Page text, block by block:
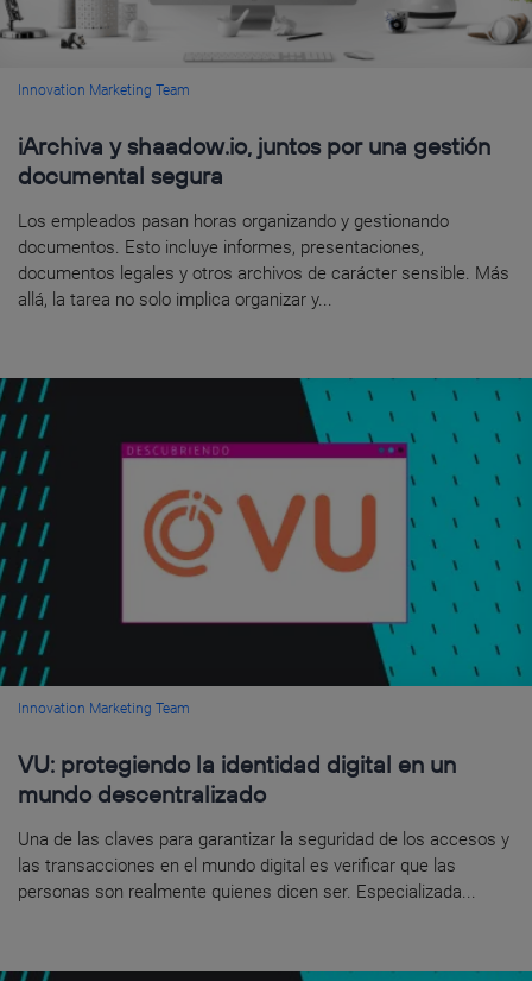
Innovation Marketing Team
iArchiva y shaadow.io, juntos por una gestión
documental segura
Los empleados pasan horas organizando y gestionando
documentos. Esto incluye informes, presentaciones,
documentos legales y otros archivos de carácter sensible. Más
allá, la tarea no solo implica organizar y...
Innovation Marketing Team
VU: protegiendo la identidad digital en un
mundo descentralizado
Una de las claves para garantizar la seguridad de los accesos y
las transacciones en el mundo digital es verificar que las
personas son realmente quienes dicen ser. Especializada...